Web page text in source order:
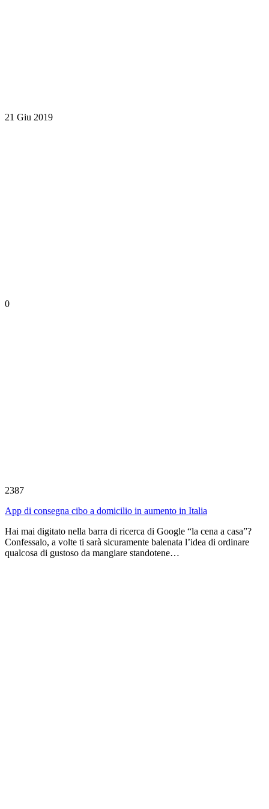
21 Giu 2019
0
2387
App di consegna cibo a domicilio in aumento in Italia
Hai mai digitato nella barra di ricerca di Google “la cena a casa”?
Confessalo, a volte ti sarà sicuramente balenata l’idea di ordinare
qualcosa di gustoso da mangiare standotene…